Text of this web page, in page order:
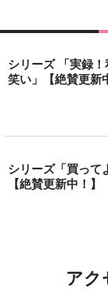
シリーズ 「実録
笑い」【絶賛更新
シリーズ「買って
【絶賛更新中！】
アク